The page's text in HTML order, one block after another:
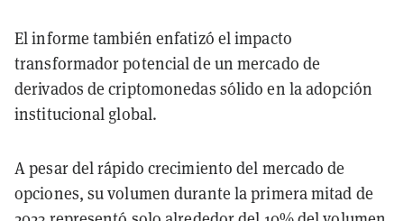
El informe también enfatizó el impacto
transformador potencial de un mercado de
derivados de criptomonedas sólido en la adopción
institucional global.
A pesar del rápido crecimiento del mercado de
opciones, su volumen durante la primera mitad de